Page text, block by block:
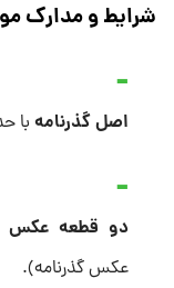
شرایط و مدارک
اصل گذرنامه با حداقل
دو قطعه عکس
عکس گذرنامه).